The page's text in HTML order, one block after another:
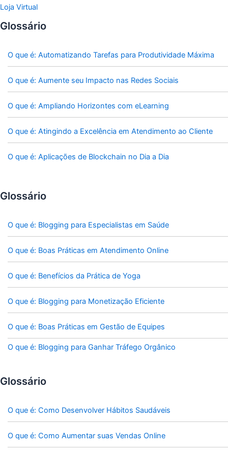
Loja Virtual
Glossário
O que é: Automatizando Tarefas para Produtividade Máxima
O que é: Aumente seu Impacto nas Redes Sociais
O que é: Ampliando Horizontes com eLearning
O que é: Atingindo a Excelência em Atendimento ao Cliente
O que é: Aplicações de Blockchain no Dia a Dia
Glossário
O que é: Blogging para Especialistas em Saúde
O que é: Boas Práticas em Atendimento Online
O que é: Benefícios da Prática de Yoga
O que é: Blogging para Monetização Eficiente
O que é: Boas Práticas em Gestão de Equipes
O que é: Blogging para Ganhar Tráfego Orgânico
Glossário
O que é: Como Desenvolver Hábitos Saudáveis
O que é: Como Aumentar suas Vendas Online